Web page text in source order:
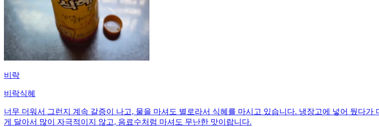
비락
비락식혜
너무 더워서 그런지 계속 갈증이 나고, 물을 마셔도 별로라서 식혜를 마시고 있습니다. 냉장고에 넣어 뒀다
게 달아서 많이 자극적이지 않고, 음료수처럼 마셔도 무난한 맛이랍니다.